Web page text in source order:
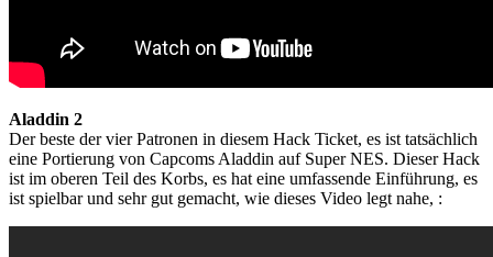
Aladdin 2
Der beste der vier Patronen in diesem Hack Ticket, es ist tatsächlich
eine Portierung von Capcoms Aladdin auf Super NES. Dieser Hack
ist im oberen Teil des Korbs, es hat eine umfassende Einführung, es
ist spielbar und sehr gut gemacht, wie dieses Video legt nahe, :